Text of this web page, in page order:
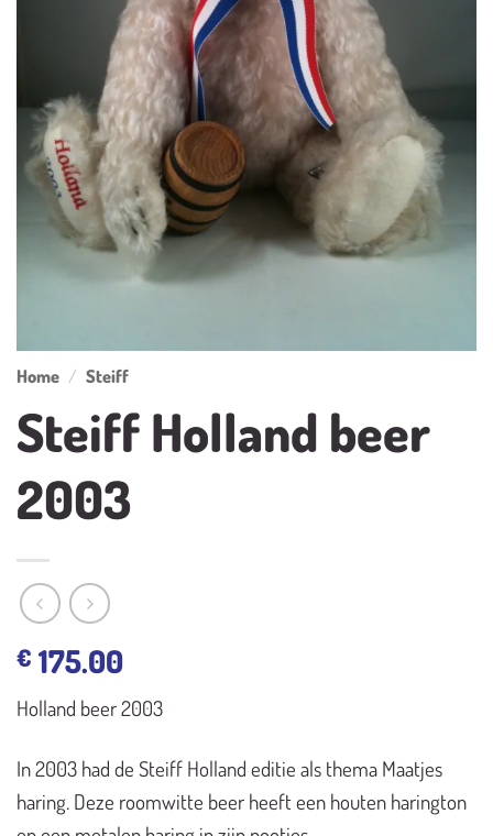
Home / Steiff
Steiff Holland beer
2003
€ 175.00
Holland beer 2003
In 2003 had de Steiff Holland editie als thema Maatjes
haring. Deze roomwitte beer heeft een houten harington